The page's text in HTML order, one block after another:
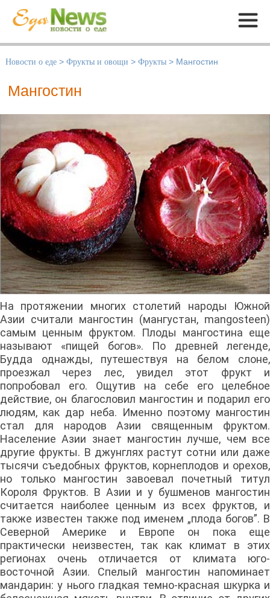
Меню
Новости о еде > Фрукты и овощи > Фрукты > Мангостин
Мангостин
На протяжении многих столетий народы Южной
Азии считали мангостин (мангустан, mangosteen)
самым ценным фруктом. Плоды мангостина еще
называют «пищей богов». По древней легенде,
Будда однажды, путешествуя на белом слоне,
проезжал через лес, увидел этот фрукт и
попробовал его. Ощутив на себе его целебное
действие, он благословил мангостин и подарил его
людям, как дар неба. Именно поэтому мангостин
стал для народов Азии священным фруктом.
Население Азии знает мангостин лучше, чем все
другие фрукты. В джунглях растут сотни или даже
тысячи съедобных фруктов, корнеплодов и орехов,
но только мангостин завоевал почетный титул
Короля Фруктов. В Азии и у бушменов мангостин
считается наиболее ценным из всех фруктов, и
также известен также под именем „плода богов”. В
Северной Америке и Европе он пока еще
практически неизвестен, так как климат в этих
регионах очень отличается от климата юго-
восточной Азии. Спелый мангостин напоминает
мандарин: у нього гладкая темно-красная шкурка и